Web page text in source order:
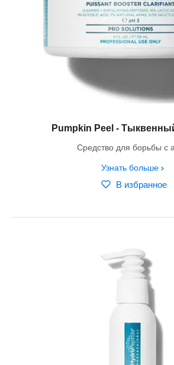
Pumpkin Peel -
Средство для борьбы с
Узнать больше
В избранное